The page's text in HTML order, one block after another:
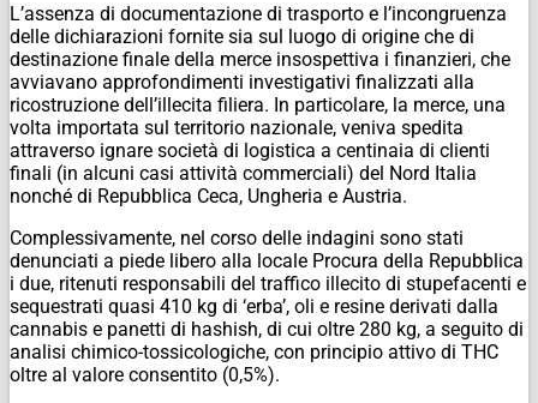
L’assenza di documentazione di trasporto e l’incongruenza
delle dichiarazioni fornite sia sul luogo di origine che di
destinazione finale della merce insospettiva i finanzieri, che
avviavano approfondimenti investigativi finalizzati alla
ricostruzione dell’illecita filiera. In particolare, la merce, una
volta importata sul territorio nazionale, veniva spedita
attraverso ignare società di logistica a centinaia di clienti
finali (in alcuni casi attività commerciali) del Nord Italia
nonché di Repubblica Ceca, Ungheria e Austria.
Complessivamente, nel corso delle indagini sono stati
denunciati a piede libero alla locale Procura della Repubblica
i due, ritenuti responsabili del traffico illecito di stupefacenti e
sequestrati quasi 410 kg di ‘erba’, oli e resine derivati dalla
cannabis e panetti di hashish, di cui oltre 280 kg, a seguito di
analisi chimico-tossicologiche, con principio attivo di THC
oltre al valore consentito (0,5%).